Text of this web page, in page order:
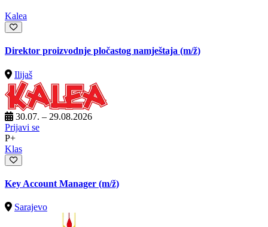
Kalea
Direktor proizvodnje pločastog namještaja (m/ž)
Ilijaš
30.07. – 29.08.2026
Prijavi se
P+
Klas
Key Account Manager (m/ž)
Sarajevo